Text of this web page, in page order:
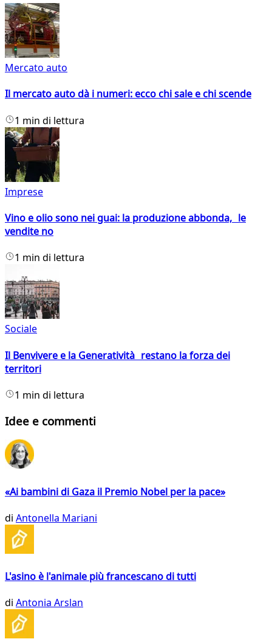
Mercato auto
Il mercato auto dà i numeri: ecco chi sale e chi scende
1 min di lettura
Imprese
Vino e olio sono nei guai: la produzione abbonda, le
vendite no
1 min di lettura
Sociale
Il Benvivere e la Generatività restano la forza dei
territori
1 min di lettura
Idee e commenti
«Ai bambini di Gaza il Premio Nobel per la pace»
di Antonella Mariani
L'asino è l'animale più francescano di tutti
di Antonia Arslan